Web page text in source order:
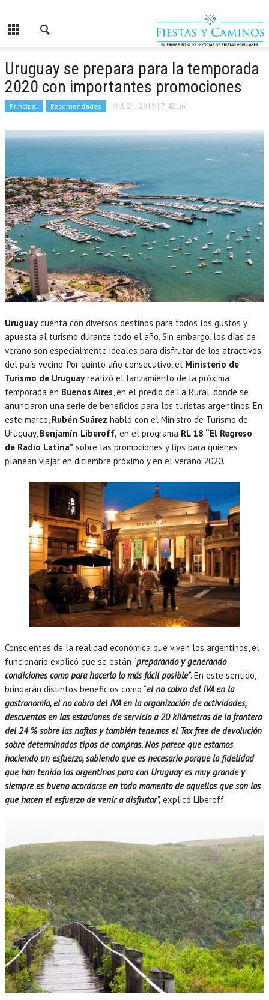
Uruguay se prepara para la temporada
2020 con importantes promociones
Principal Recomendadas Oct 21, 2019 | 7:42 pm
Uruguaycuenta con diversos destinos para todos los gustos y
apuesta al turismo durante todo el año. Sin embargo, los días de
verano son especialmente ideales para disfrutar de los atractivos
del país vecino. Por quinto año consecutivo, el Ministerio de
Turismo de Uruguayrealizó el lanzamiento de la próxima
temporada en Buenos Aires, en el predio de La Rural, donde se
anunciaron una serie de beneficios para los turistas argentinos. En
este marco, Rubén Suárez habló con el Ministro de Turismo de
Uruguay, Benjamín Liberoff, en el programa RL 18 “El Regreso
de Radio Latina” sobre las promociones y tips para quienes
planean viajar en diciembre próximo y en el verano 2020.
Conscientes de la realidad económica que viven los argentinos, el
funcionario explicó que se están “preparando y generando
condiciones como para hacerlo lo más fácil posible”. En este sentido,
brindarán distintos beneficios como “el no cobro del IVA en la
gastronomía, el no cobro del IVA en la organización de actividades,
descuentos en las estaciones de servicio a 20 kilómetros de la frontera
del 24 % sobre las naftas y también tenemos el Tax free de devolución
sobre determinados tipos de compras. Nos parece que estamos
haciendo un esfuerzo, sabiendo que es necesario porque la fidelidad
que han tenido los argentinos para con Uruguay es muy grande y
siempre es bueno acordarse en todo momento de aquellos que son los
que hacen el esfuerzo de venir a disfrutar”, explicó Liberoff.